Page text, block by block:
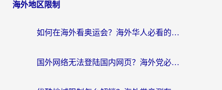
海外地区限制
如何在海外看奥运会？海外华人必看的体育赛事直播终极指南
国外网络无法登陆国内网页？海外党必看：选对回国加速器实现无缝访问